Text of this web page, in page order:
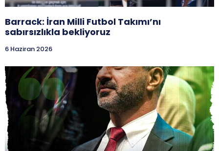
Barrack: İran Milli Futbol Takımı’nı
sabırsızlıkla bekliyoruz
6 Haziran 2026